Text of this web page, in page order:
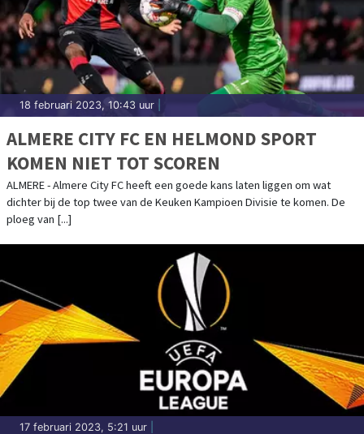
18 februari 2023, 10:43 uur
ALMERE CITY FC EN HELMOND SPORT
KOMEN NIET TOT SCOREN
ALMERE - Almere City FC heeft een goede kans laten liggen om wat
dichter bij de top twee van de Keuken Kampioen Divisie te komen. De
ploeg van [...]
17 februari 2023, 5:21 uur